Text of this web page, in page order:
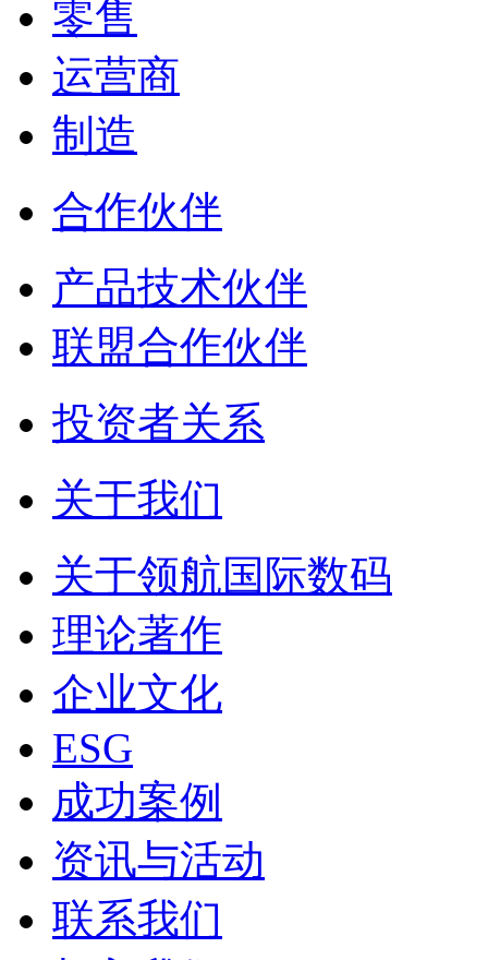
零售
运营商
制造
合作伙伴
产品技术伙伴
联盟合作伙伴
投资者关系
关于我们
关于领航国际数码
理论著作
企业文化
ESG
成功案例
资讯与活动
联系我们